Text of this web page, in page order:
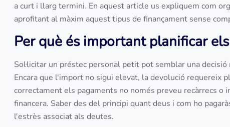
a curt i llarg termini. En aquest article us expliquem com
aprofitant al màxim aquest tipus de finançament sense
Per què és important planificar
Sol·licitar un préstec personal petit pot semblar una
Encara que l'import no sigui elevat, la devolució requereix
correctament els pagaments no només preveu recàrrecs
financera. Saber des del principi quant deus i com ho
l'estrès associat als deutes.